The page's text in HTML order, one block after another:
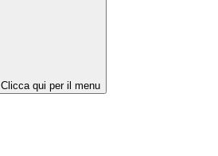
Clicca qui per il menu